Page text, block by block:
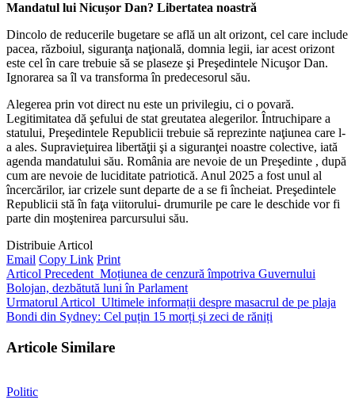
Mandatul lui Nicușor Dan? Libertatea noastră
Dincolo de reducerile bugetare se află un alt orizont, cel care include
pacea, războiul, siguranţa naţională, domnia legii, iar acest orizont
este cel în care trebuie să se plaseze şi Preşedintele Nicuşor Dan.
Ignorarea sa îl va transforma în predecesorul său.
Alegerea prin vot direct nu este un privilegiu, ci o povară.
Legitimitatea dă şefului de stat greutatea alegerilor. Întruchipare a
statului, Preşedintele Republicii trebuie să reprezinte naţiunea care l-
a ales. Supravieţuirea libertăţii şi a siguranţei noastre colective, iată
agenda mandatului său. România are nevoie de un Preşedinte , după
cum are nevoie de luciditate patriotică. Anul 2025 a fost unul al
încercărilor, iar crizele sunt departe de a se fi încheiat. Preşedintele
Republicii stă în faţa viitorului- drumurile pe care le deschide vor fi
parte din moştenirea parcursului său.
Distribuie Articol
Email Copy Link Print
Articol Precedent Moțiunea de cenzură împotriva Guvernului
Bolojan, dezbătută luni în Parlament
Urmatorul Articol Ultimele informații despre masacrul de pe plaja
Bondi din Sydney: Cel puțin 15 morți și zeci de răniți
Articole Similare
Politic